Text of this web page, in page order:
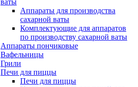
ваты
Аппараты для производства
сахарной ваты
Комплектующие для аппаратов
по производству сахарной ваты
Аппараты пончиковые
Вафельницы
Грили
Печи для пиццы
Печи для пиццы